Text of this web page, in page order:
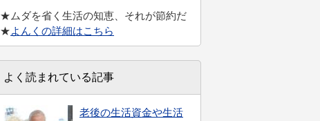
★ムダを省く生活の知恵、それが節約だ
★よんくの詳細はこちら
よく読まれている記事
老後の生活資金や生活